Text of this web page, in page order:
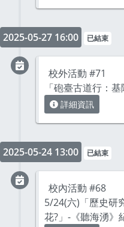
2025-05-27 16:00 已結束
校外活動 #71
「砲臺古道行：
詳細資訊
2025-05-24 13:00 已結束
校內活動 #68
5/24(六)「歷史研
花?」-《聽海湧》